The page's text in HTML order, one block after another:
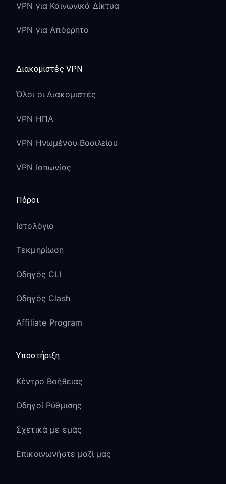
VPN για Κοινωνικά Δίκτυα
VPN για Απόρρητο
Διακομιστές VPN
Όλοι οι Διακομιστές
VPN ΗΠΑ
VPN Ηνωμένου Βασιλείου
VPN Ιαπωνίας
Πόροι
Ιστολόγιο
Τεκμηρίωση
Οδηγός CLI
Οδηγός Clash
Affiliate Program
Υποστήριξη
Κέντρο Βοήθειας
Οδηγοί Ρύθμισης
Σχετικά με εμάς
Επικοινωνήστε μαζί μας